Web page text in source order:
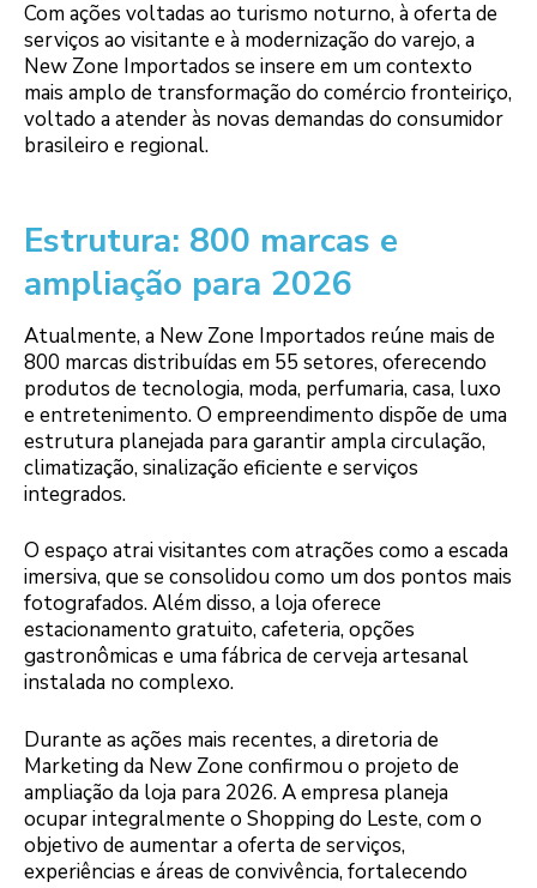
Com ações voltadas ao turismo noturno, à oferta de
serviços ao visitante e à modernização do varejo, a
New Zone Importados se insere em um contexto
mais amplo de transformação do comércio fronteiriço,
voltado a atender às novas demandas do consumidor
brasileiro e regional.
Estrutura: 800 marcas e
ampliação para 2026
Atualmente, a New Zone Importados reúne mais de
800 marcas distribuídas em 55 setores, oferecendo
produtos de tecnologia, moda, perfumaria, casa, luxo
e entretenimento. O empreendimento dispõe de uma
estrutura planejada para garantir ampla circulação,
climatização, sinalização eficiente e serviços
integrados.
O espaço atrai visitantes com atrações como a escada
imersiva, que se consolidou como um dos pontos mais
fotografados. Além disso, a loja oferece
estacionamento gratuito, cafeteria, opções
gastronômicas e uma fábrica de cerveja artesanal
instalada no complexo.
Durante as ações mais recentes, a diretoria de
Marketing da New Zone confirmou o projeto de
ampliação da loja para 2026. A empresa planeja
ocupar integralmente o Shopping do Leste, com o
objetivo de aumentar a oferta de serviços,
experiências e áreas de convivência, fortalecendo